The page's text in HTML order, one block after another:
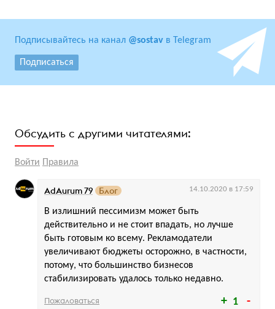
Подписывайтесь на канал @sostav в Telegram
Подписаться
Обсудить с другими читателями:
Войти Правила
1
В излишний пессимизм может быть
действительно и не стоит впадать, но лучше
быть готовым ко всему. Рекламодатели
увеличивают бюджеты осторожно, в частности,
потому, что большинство бизнесов
стабилизировать удалось только недавно.
AdAurum 79 Блог 14.10.2020 в 17:59
Пожаловаться